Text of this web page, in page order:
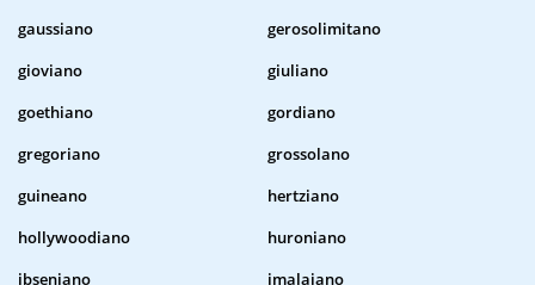
gaussiano
gerosolimitano
gioviano
giuliano
goethiano
gordiano
gregoriano
grossolano
guineano
hertziano
hollywoodiano
huroniano
ibseniano
imalaiano